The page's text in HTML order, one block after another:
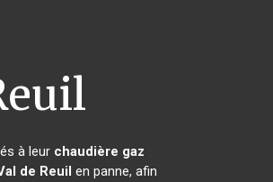
à leur chaudière gaz
de Reuil en panne, afin